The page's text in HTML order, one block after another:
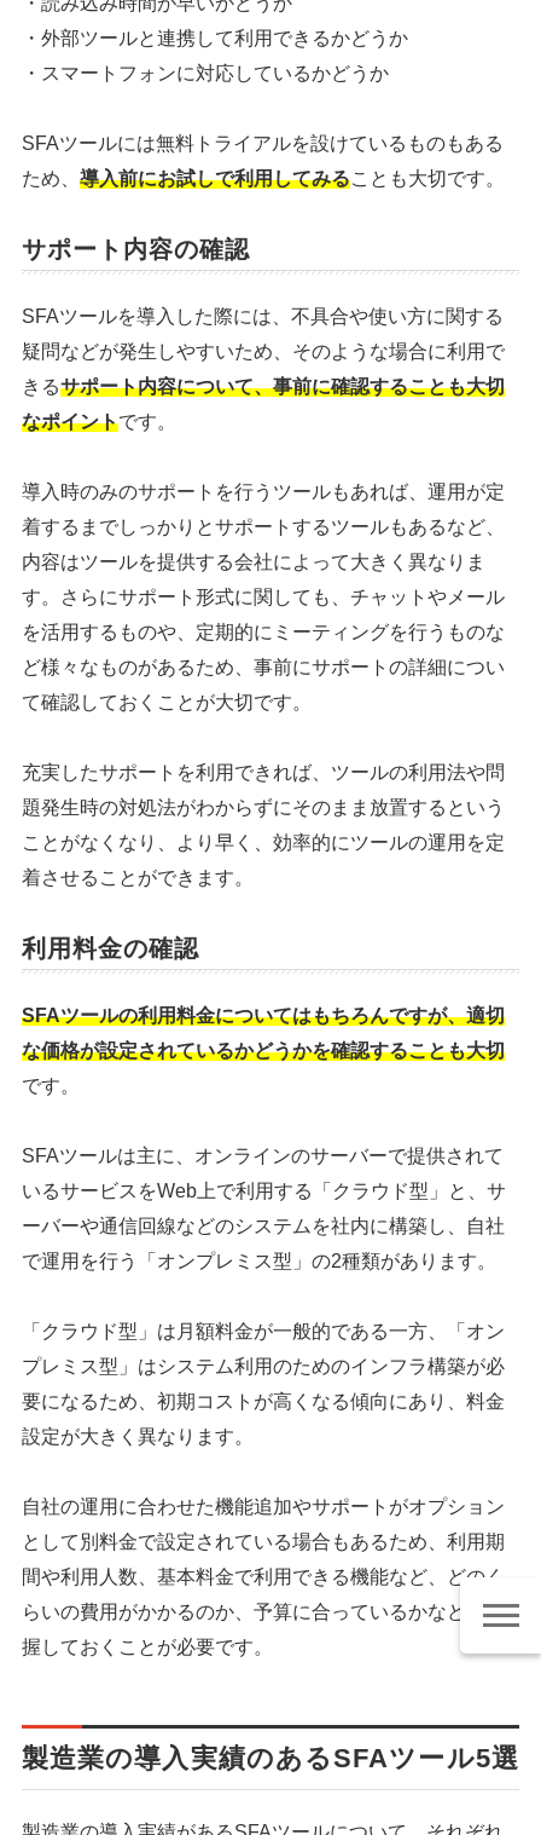
・外部ツールと連携して利用できるかどうか
・スマートフォンに対応しているかどうか
SFAツールには無料トライアルを設けているものもある
ため、 導入前にお試しで利用してみることも大切です。
サポート内容の確認
SFAツールを導入した際には、不具合や使い方に関する
疑問などが発生しやすいため、そのような場合に利用で
きるサポート内容について、事前に確認することも大切
なポイントです。
導入時のみのサポートを行うツールもあれば、運用が定
着するまでしっかりとサポートするツールもあるなど、
内容はツールを提供する会社によって大きく異なりま
す。さらにサポート形式に関しても、チャットやメール
を活用するものや、定期的にミーティングを行うものな
ど様々なものがあるため、事前にサポートの詳細につい
て確認しておくことが大切です。
充実したサポートを利用できれば、ツールの利用法や問
題発生時の対処法がわからずにそのまま放置するという
ことがなくなり、より早く、効率的にツールの運用を定
着させることができます。
利用料金の確認
SFAツールの利用料金についてはもちろんですが、適切
な価格が設定されているかどうかを確認することも大切
です。
SFAツールは主に、オンラインのサーバーで提供されて
いるサービスをWeb上で利用する「クラウド型」と、サ
ーバーや通信回線などのシステムを社内に構築し、自社
で運用を行う「オンプレミス型」の2種類があります。
「クラウド型」は月額料金が一般的である一方、「オン
プレミス型」はシステム利用のためのインフラ構築が必
要になるため、初期コストが高くなる傾向にあり、料金
設定が大きく異なります。
自社の運用に合わせた機能追加やサポートがオプション
として別料金で設定されている場合もあるため、利用期
間や利用人数、基本料金で利用できる機能など、どのく
らいの費用がかかるのか、予算に合っているかなどを把
握しておくことが必要です。
製造業の導入実績のあるSFAツール5選